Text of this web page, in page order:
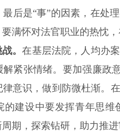
后是“事”的因素，在处
满怀对法官职业的热忱
战。在基层法院，人均办
紧张情绪。要加强廉政
意识，做到防微杜渐。
的建设中要发挥青年思
期，探索钻研，助力推